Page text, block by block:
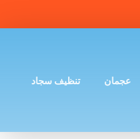
عجمان تنظيف سجاد